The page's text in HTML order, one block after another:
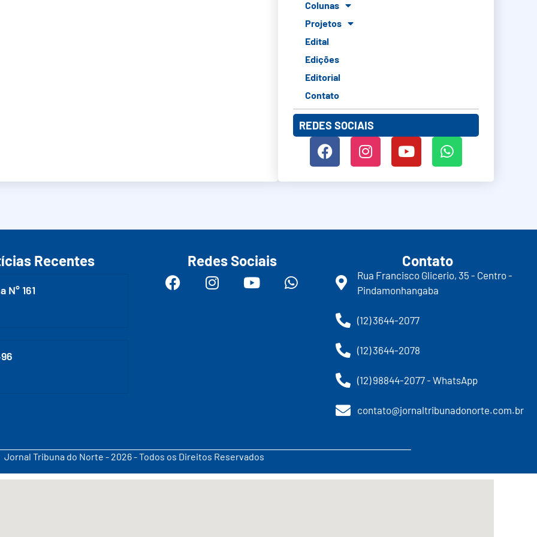
Colunas
Projetos
Edital
Edições
Editorial
Contato
REDES SOCIAIS
Recentes
N° 161
Redes Sociais Contato
Rua Francisco Glicerio, 35 - Centro -
Pindamonhangaba
(12) 3644-2077
(12) 3644-2078
(12) 98844-2077 - WhatsApp
contato@jornaltribunadonorte.com.br
Jornal Tribuna do Norte - 2026 - Todos os Direitos Reservados